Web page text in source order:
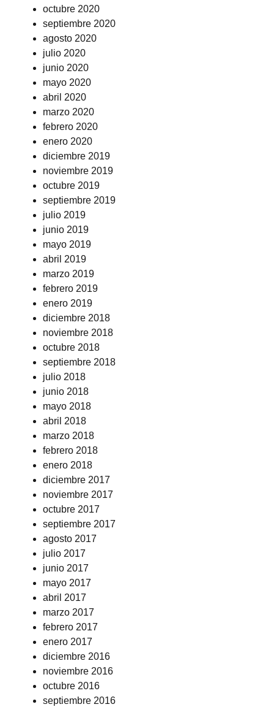
octubre 2020
septiembre 2020
agosto 2020
julio 2020
junio 2020
mayo 2020
abril 2020
marzo 2020
febrero 2020
enero 2020
diciembre 2019
noviembre 2019
octubre 2019
septiembre 2019
julio 2019
junio 2019
mayo 2019
abril 2019
marzo 2019
febrero 2019
enero 2019
diciembre 2018
noviembre 2018
octubre 2018
septiembre 2018
julio 2018
junio 2018
mayo 2018
abril 2018
marzo 2018
febrero 2018
enero 2018
diciembre 2017
noviembre 2017
octubre 2017
septiembre 2017
agosto 2017
julio 2017
junio 2017
mayo 2017
abril 2017
marzo 2017
febrero 2017
enero 2017
diciembre 2016
noviembre 2016
octubre 2016
septiembre 2016